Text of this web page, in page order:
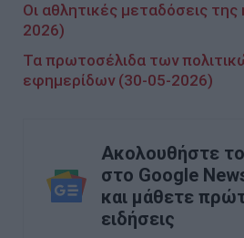
Οι αθλητικές μεταδόσεις
2026)
Τα πρωτοσέλιδα των
εφημερίδων (30-05-2026)
Ακολουθήστε
στο Google
και μάθετε
ειδήσεις